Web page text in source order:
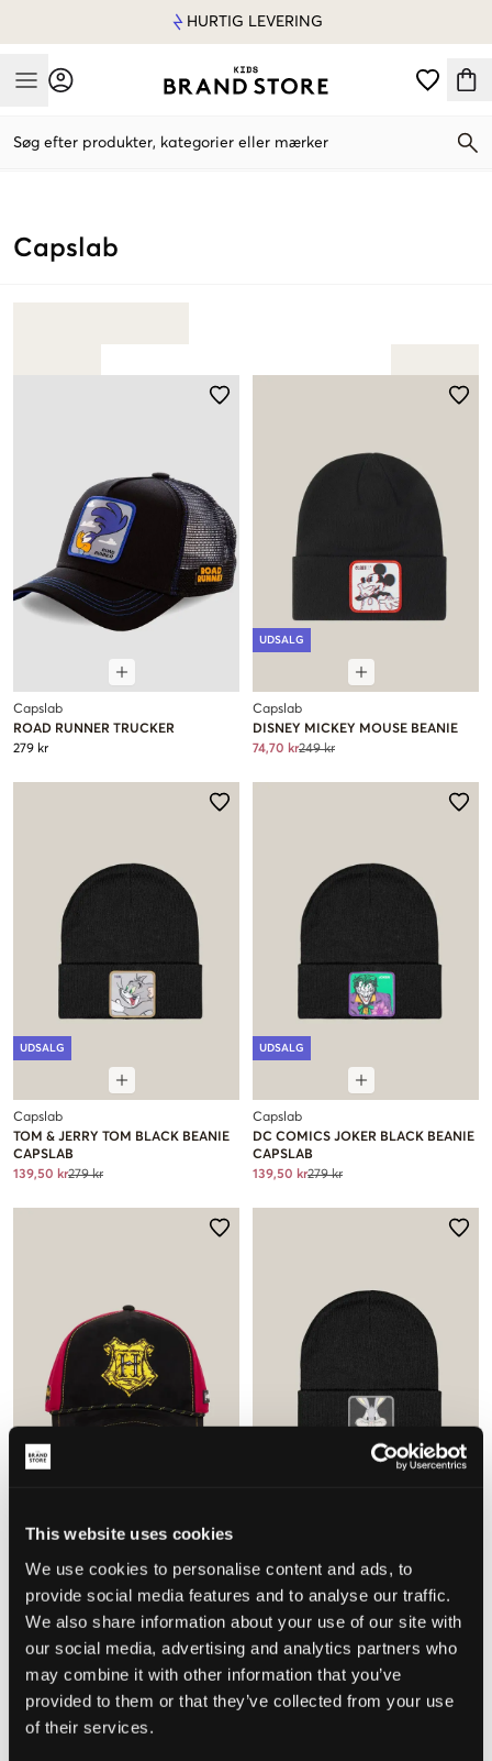
This website uses cookies
We use cookies to personalise content and ads, to
provide social media features and to analyse our traffic.
We also share information about your use of our site with
our social media, advertising and analytics partners who
may combine it with other information that you’ve
provided to them or that they’ve collected from your use
of their services.
HURTIG LEVERING
Mobile Menu
Søg efter produkter, kategorier eller mærker
Capslab
Capslab
ROAD RUNNER TRUCKER
279 kr
UDSALG
Capslab
DISNEY MICKEY MOUSE BEANIE
74,70 kr249 kr
UDSALG
Capslab
TOM & JERRY TOM BLACK BEANIE
CAPSLAB
139,50 kr279 kr
UDSALG
Capslab
DC COMICS JOKER BLACK BEANIE
CAPSLAB
139,50 kr279 kr
Capslab
HARRY POTTER SHIELD
RED/BLACK CAPSLAB
369 kr
LOONEY TUNES BUGS BUNNY
BLACK BEANIE CAPSLAB
139,50 kr 279 kr